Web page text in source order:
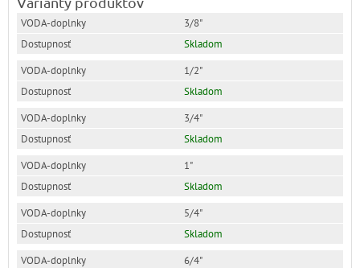
3/8"
Skladom
1/2"
Skladom
3/4"
Skladom
1"
Skladom
5/4"
Skladom
6/4"